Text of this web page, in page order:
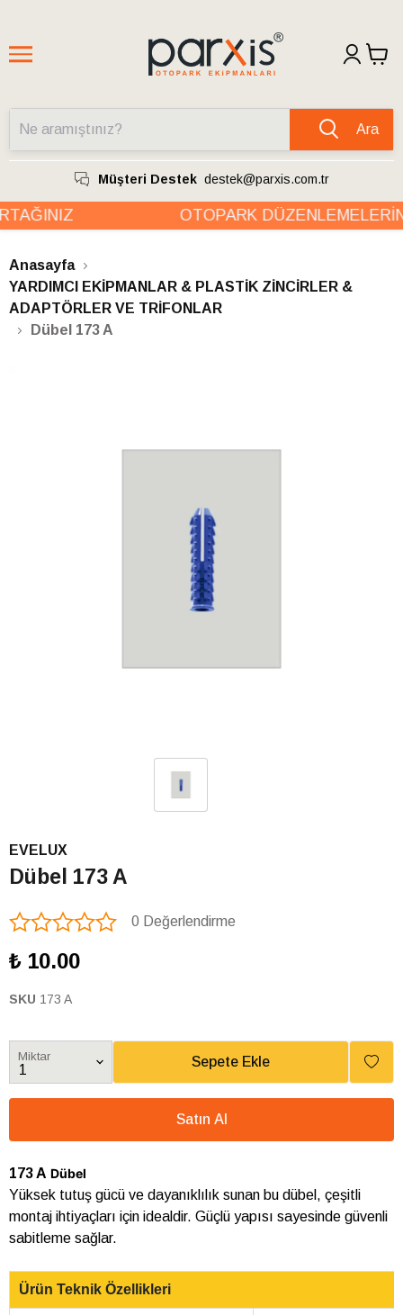
Ara
Müşteri Destek destek@parxis.com.tr
OTOPARK
Anasayfa
YARDIMCI EKİPMANLAR & PLASTİK ZİNCİRLER &
ADAPTÖRLER VE TRİFONLAR
Dübel 173 A
EVELUX
Dübel 173 A
0 Değerlendirme
₺ 10.00
SKU 173 A
Miktar Sepete Ekle
Satın Al
173 A Dübel
Yüksek tutuş gücü ve dayanıklılık sunan bu dübel, çeşitli
montaj ihtiyaçları için idealdir. Güçlü yapısı sayesinde güvenli
sabitleme sağlar.
Ürün Teknik Özellikleri